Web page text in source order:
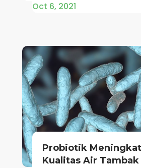
Oct 6, 2021
Probiotik
Kualitas Air Tambak